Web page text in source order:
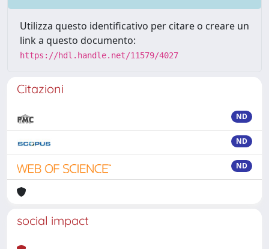
Utilizza questo identificativo per citare o creare un
link a questo documento:
https://hdl.handle.net/11579/4027
Citazioni
ND
ND
ND
social impact